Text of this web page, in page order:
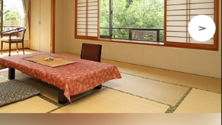
คำแนะนำ
ศิลปะ
งานอีเว้นท์ / เทศกาล
อาหารรสเลิศ / สุรา
รายการ
คู่มือ Dive! Hiroshima
ฮิโรชิม่า โมชิ โมชิ ทราเวล
บริเวณรอบเมืองฮิโรชิม่า
มายปลายทาง
รายการ
บริเวณรอบเมืองฮิโรชิม่า
อากิ
นท์
ลตามฤดูกาล